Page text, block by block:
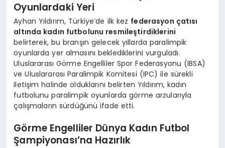
Oyunlardaki Yeri
Ayhan Yıldırım, Türkiye’de ilk kez federasyon çatısı
altında kadın futbolunu resmileştirdiklerini
belirterek, bu branşın gelecek yıllarda paralimpik
oyunlarda yer almasını beklediklerini vurguladı.
Uluslararası Görme Engelliler Spor Federasyonu (IBSA)
ve Uluslararası Paralimpik Komitesi (IPC) ile sürekli
iletişim halinde olduklarını belirten Yıldırım, kadın
futbolunu paralimpik oyunlarda görme arzularıyla
çalışmaların sürdüğünü ifade etti.
Görme Engelliler Dünya Kadın Futbol
Şampiyonası’na Hazırlık